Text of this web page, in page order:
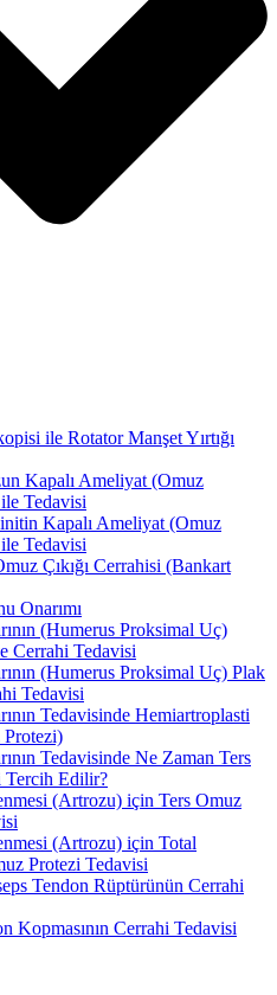
ile Rotator Manşet Yırtığı
Kapalı Ameliyat (Omuz
Tedavisi
Kapalı Ameliyat (Omuz
Tedavisi
Çıkığı Cerrahisi (Bankart
Onarımı
(Humerus Proksimal Uç)
Cerrahi Tedavisi
(Humerus Proksimal Uç) Plak
Tedavisi
Tedavisinde Hemiartroplasti
Protezi)
Tedavisinde Ne Zaman Ters
Tercih Edilir?
(Artrozu) için Ters Omuz
(Artrozu) için Total
Protezi Tedavisi
Tendon Rüptürünün Cerrahi
Kopmasının Cerrahi Tedavisi